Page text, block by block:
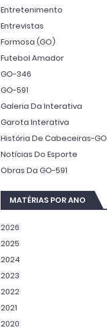
Entretenimento
Entrevistas
Formosa (GO)
Futebol Amador
GO-346
GO-591
Galeria Da Interativa
Garota Interativa
História De Cabeceiras-GO
Notícias Do Esporte
Obras Da GO-591
MATÉRIAS POR ANO
2026
2025
2024
2023
2022
2021
2020